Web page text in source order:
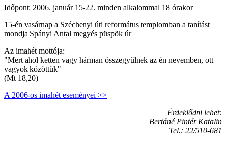
Időpont: 2006. január 15-22. minden alkalommal 18 órakor
15-én vasárnap a Széchenyi úti református templomban a tanítást
mondja Spányi Antal megyés püspök úr
Az imahét mottója:
"Mert ahol ketten vagy hárman összegyűlnek az én nevemben, ott
vagyok közöttük"
(Mt 18,20)
A 2006-os imahét eseményei >>
Érdeklődni lehet:
Bertáné Pintér Katalin
Tel.: 22/510-681